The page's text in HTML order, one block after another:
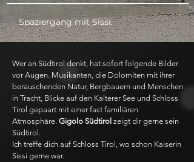
Spaziergang mit Sissi.
Wer an Südtirol denkt, hat sofort folgende Bilder
vor Augen. Musikanten, die Dolomiten mit ihrer
berauschenden Natur, Bergbauern und Menschen
in Tracht, Blicke auf den Kalterer See und Schloss
Tirol gepaart mit einer fast familiären
Atmosphäre. Gigolo Südtirol zeigt dir gerne sein
Südtirol.
Ich treffe dich auf Schloss Tirol, wo schon Kaiserin
Sissi gerne war.